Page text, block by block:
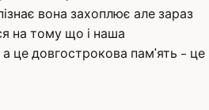
вона захоплює але зараз
на тому що і наша
це довгострокова пам'ять - це